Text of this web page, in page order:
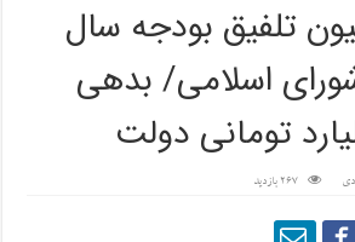
تلفیق بودجه سال
اسلامی/ بدهی
267 بازدید